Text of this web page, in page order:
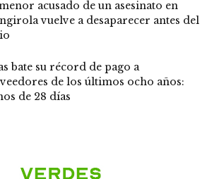
acusado de un asesinato en
vuelve a desaparecer antes del
bate su récord de pago a
de los últimos ocho años:
de 28 días